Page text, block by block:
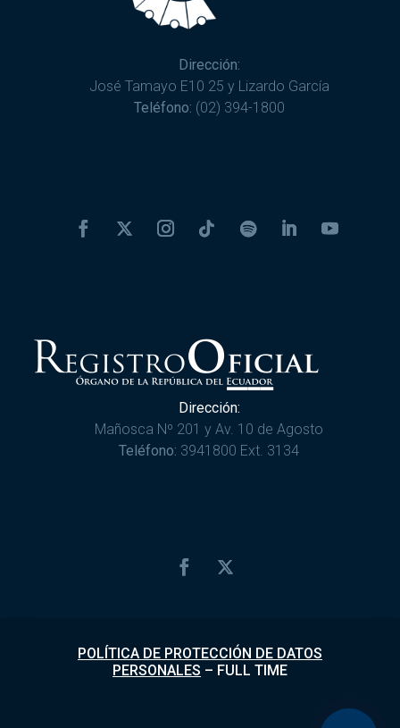
Dirección:
José Tamayo E10 25 y Lizardo García
Teléfono: (02) 394-1800
Dirección:
Mañosca Nº 201 y Av. 10 de Agosto
Teléfono: 3941800 Ext. 3134
POLÍTICA DE PROTECCIÓN DE DATOS
PERSONALES – FULL TIME